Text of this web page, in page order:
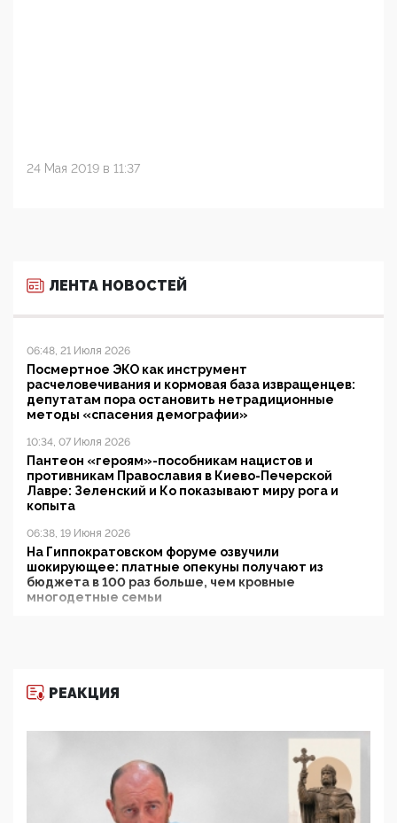
24 Мая 2019 в 11:37
ЛЕНТА НОВОСТЕЙ
06:48, 21 Июля 2026
Посмертное ЭКО как инструмент
расчеловечивания и кормовая база извращенцев:
депутатам пора остановить нетрадиционные
методы «спасения демографии»
10:34, 07 Июля 2026
Пантеон «героям»-пособникам нацистов и
противникам Православия в Киево-Печерской
Лавре: Зеленский и Ко показывают миру рога и
копыта
06:38, 19 Июня 2026
На Гиппократовском форуме озвучили
шокирующее: платные опекуны получают из
бюджета в 100 раз больше, чем кровные
многодетные семьи
11:53, 09 Июня 2026
деятельность ИИТО ЮНЕСКО в России, но
цифроглобалисты продолжают определять
повестку в образовании
09:43, 01 Июня 2026
5G за счет здоровья граждан: Минцифры намерено
РЕАКЦИЯ